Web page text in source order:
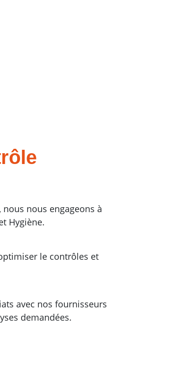
nous engageons à
Hygiène.
le contrôles et
avec nos fournisseurs
demandées.